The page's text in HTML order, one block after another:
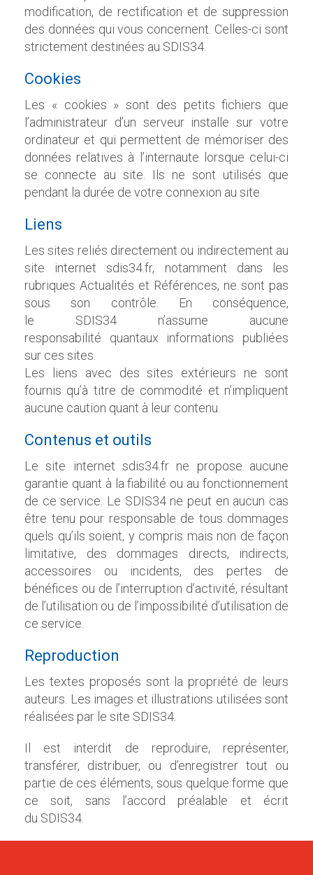
modification, de rectification et de suppression
des données qui vous concernent. Celles-ci sont
strictement destinées au SDIS34
Cookies
Les « cookies » sont des petits fichiers que
l’administrateur d’un serveur installe sur votre
ordinateur et qui permettent de mémoriser des
données relatives à
l’internaute lorsque celui-ci
se connecte au site. Ils ne sont utilisés que
pendant la durée de votre connexion au site.
Liens
Les sites reliés directement ou indirectement au
site internet sdis34.fr, notamment dans les
rubriques Actualités et Références, ne sont pas
sous son contrôle. En conséquence,
le SDIS34 n’assume aucune
responsabilité quantaux informations publiées
sur ces sites.
Les liens avec des sites extérieurs ne sont
fournis qu’à titre de commodité et n’impliquent
aucune caution quant à leur contenu.
Contenus et outils
Le site internet sdis34.fr ne propose aucune
garantie quant à la fiabilité ou au fonctionnement
de ce service. Le SDIS34ne peut en aucun cas
être tenu pour responsable de tous dommages
quels qu’ils soient, y compris mais non de façon
limitative, des dommages directs, indirects,
accessoires ou incidents, des pertes de
bénéfices ou de l’interruption d’activité, résultant
de l’utilisation ou de l’impossibilité d’utilisation de
ce service.
Reproduction
Les textes proposés sont la propriété de leurs
auteurs. Les images et illustrations utilisées sont
réalisées par le site SDIS34
Il est interdit de reproduire, représenter,
transférer, distribuer, ou d’enregistrer tout ou
partie de ces éléments, sous quelque forme que
ce soit, sans l’accord préalable et écrit
du SDIS34